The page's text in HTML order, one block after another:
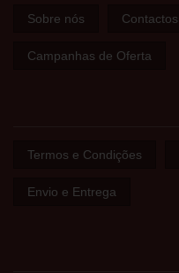
Sobre nós Contactos
Campanhas de Oferta
Termos e Condições
Envio e Entrega